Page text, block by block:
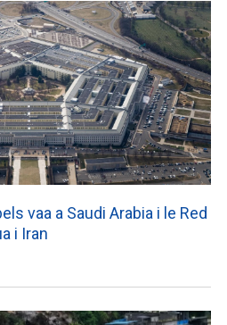
vaa a Saudi Arabia i le Red
i Iran